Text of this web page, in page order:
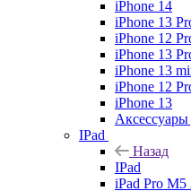
iPhone 14
iPhone 13
iPhone 12
iPhone 13
iPhone 13
iPhone 12
iPhone 13
Аксессуары
IPad
Назад
IPad
iPad Pro M5